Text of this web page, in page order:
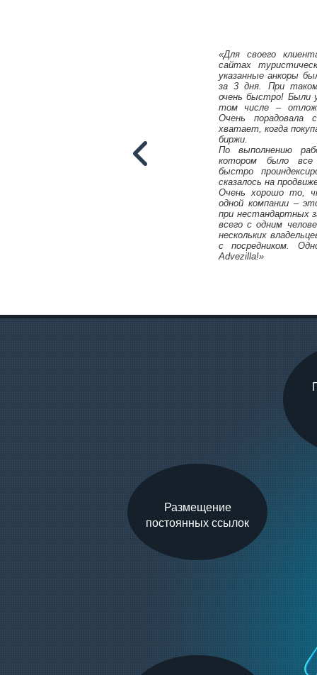
«Для своего
сайтах
указанные анкоры
за 3 дня. При
очень быстро! Были
том числе –
Очень
хватает, когда
биржи.
По выполнению
котором было все
быстро
сказалось на
Очень хорошо то,
одной компании –
при нестандартных
всего с одним
нескольких
с посредником.
Advezilla!»
Размещение
постоянных ссылок